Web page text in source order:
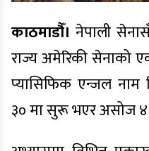
काठमाडौँ। नेपाली
राज्य अमेरिकी सेनाको
प्यासिफिक एन्जल
३० मा सुरू भएर असोज